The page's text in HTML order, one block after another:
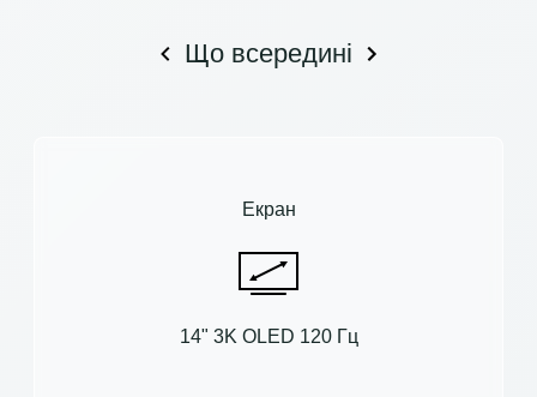
Що всередині
Екран
14" 3K OLED 120 Гц